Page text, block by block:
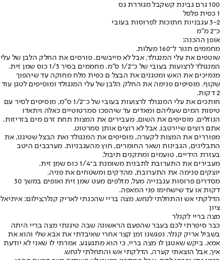
100 גרם גבינת קשקבל מגוררת גס
1 כפית פלפל
3-2 עגבניות חתוכות לפרוסות בעובי
כ־2 מ"מ
אופן ההכנה:
מחממים תנור ל־160 מעלות.
שוטפים את עלי המנגולד, אבל לא מייבשים. פורסים את החלק הלבן של עלי
המנגולד לרצועות בעובי של כ־1/2 ס"מ. מחממים בסיר 1/3 כוס שמן זית.
מנמיכים את האש ומטגנים את הבצל ם כפית מלח מחוקה עד שיהפוך
שקוף. מוסיפים פנימה את החלק הלבן של עלי המנגולד ומוסיפים לטגן עוד
2 דקות.
חותכים את עלי המנגולד לרצועות בעובי של כ־1/2 ס"מ, מוסיפים לסיר עם
טיפות המים שעליהם ומאדים עד שיהפכו סמרטוטיים כאלה ויתאדו
הנוזלים. מוסיפים את השום. מעבירים את המצות תחת זרם מים בזריזות.
אתם רוצים שיירטבו, אבל לא רוצים אותן סמרטוט.
מפוררים את המצות לקערה, מוסיפים את המנגולד ואת הבצל שטיגנו, את
התבלינים, הגבינות ושאר החומרים, חוץ מהעגבניות. מערבבים היטב
בעזרת הידיים, טועמים ומתקנים תיבול.
מעבירים את התערובת לתבנית משומנת ב־1/4 כוס שמן זית.
יוצקים פנימה את התערובת, מהדקים ומשטחים את פניה.
מסדרים פרוסות עגבנייה מעל, מזלפים מעט שמן זית ואופים במשך 30
דקות או עד שישחימו פני המאפה.
הדלקתי אש והתחלתי לנחש. מצה בריי שהכנתי לאריק קנלר,צילום: איתיאל
ציון
מצה בריי לקנלר
כבר סיפרתי לכם בעבר שהפעם הראשונה שבה טיגנתי מצה בריי היתה
בשביל אריק קנלר. נפגשנו זמן קצר אחרי שאיבדתי את אבא שלי והוא את
אמא. ביקש שאטגן לו מצה בריי, כי הוא מתגעגע. אמרתי לו שאני לא יודעת
איך, אבל הוצאתי קערה, הדלקתי אש והתחלתי לנחש.